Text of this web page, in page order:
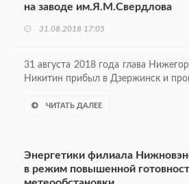
на заводе им.Я.М.Свердлова
31.08.2018 17:05
31 августа 2018 года глава
Никитин прибыл в Дзержинск и
ЧИТАТЬ ДАЛЕЕ
Энергетики филиала
в режим повышенной